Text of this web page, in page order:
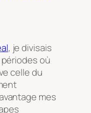
, je divisais
où
celle du
mes